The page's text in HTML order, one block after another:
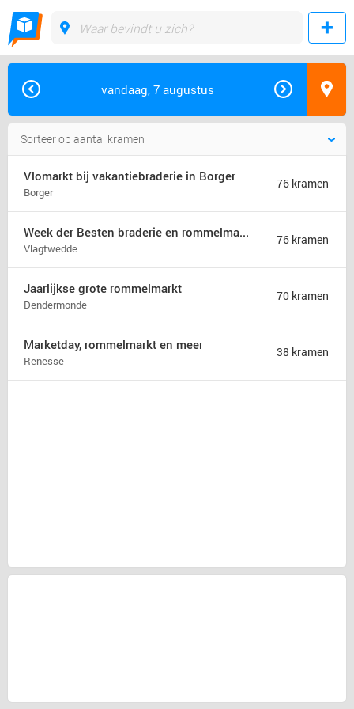
vandaag, 7 augustus
Vlomarkt bij vakantiebraderie in Borger
Borger
76 kramen
Week der Besten braderie en rommelmarkt (jaarmarkt)
Vlagtwedde
76 kramen
Jaarlijkse grote rommelmarkt
Dendermonde
70 kramen
Marketday, rommelmarkt en meer
Renesse
38 kramen